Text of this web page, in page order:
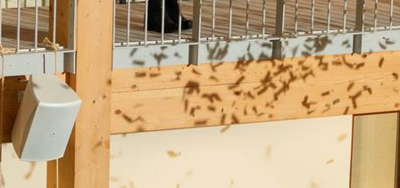
Personal Lediga jobb